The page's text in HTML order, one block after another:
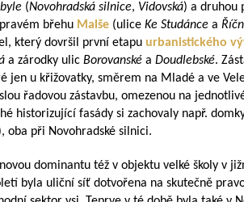
(Novohradská silnice, Vidovská) a druhou
břehu Malše (ulice Ke Studánce a
který dovršil první etapu urbanistického
a zárodky ulic Borovanské a Doudlebské.
u křižovatky, směrem na Mladé a ve
řadovou zástavbu, omezenou na
historizující fasády si zachovaly např.
oba při Novohradské silnici.
dominantu též v objektu velké školy v
byla uliční síť dotvořena na skutečně